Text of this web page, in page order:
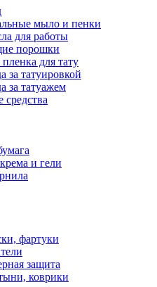
мыло и пенки
для работы
порошки
для тату
за татуировкой
за татуажем
и гели
фартуки
защита
коврики